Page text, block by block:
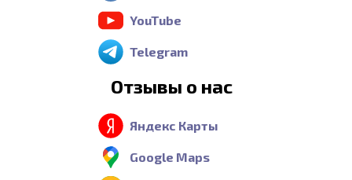
YouTube
Telegram
Отзывы о нас
Яндекс Карты
Google Maps